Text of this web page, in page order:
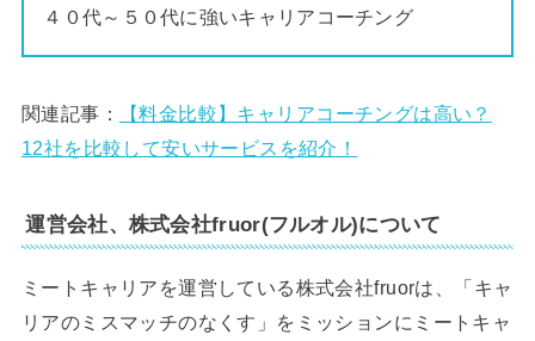
４０代～５０代に強いキャリアコーチング
関連記事：
【料金比較】キャリアコーチングは高い？
12社を比較して安いサービスを紹介！
運営会社、株式会社fruor(フルオル)について
ミートキャリアを運営している株式会社fruorは、「キャ
リアのミスマッチのなくす」をミッションにミートキャ